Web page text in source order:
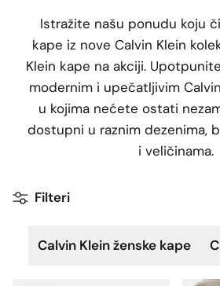
Istražite našu ponudu koju
kape iz nove Calvin Klein
Klein kape na akciji.
modernim i upečatljivim
u kojima nećete ostati
dostupni u raznim dezenima,
i veličinama.
Filteri
Calvin Klein ženske kape